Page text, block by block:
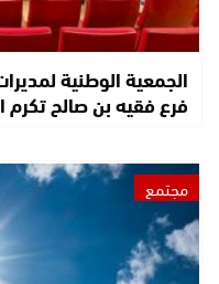
الجمعية الوطنية
فرع فقيه بن صالح تكرم
مجتمع